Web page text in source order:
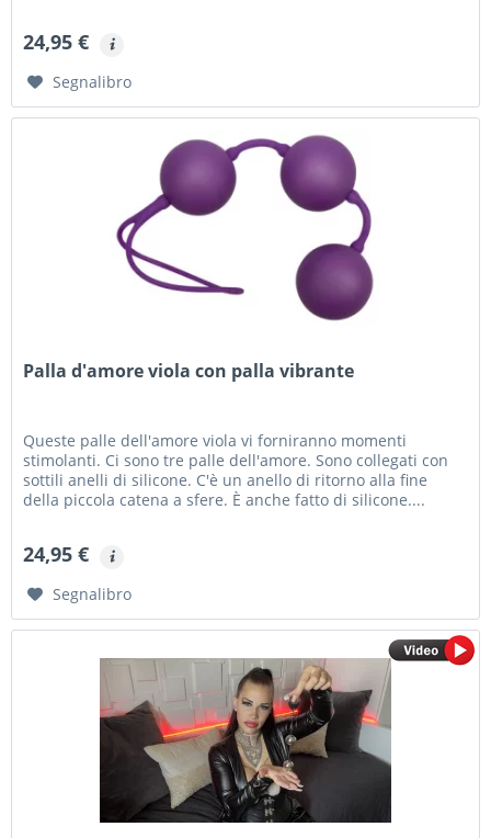
24,95 €
Segnalibro
Palla d'amore viola con palla vibrante
Queste palle dell'amore viola vi forniranno momenti
stimolanti. Ci sono tre palle dell'amore. Sono collegati con
sottili anelli di silicone. C'è un anello di ritorno alla fine
della piccola catena a sfere. È anche fatto di silicone....
24,95 €
Segnalibro